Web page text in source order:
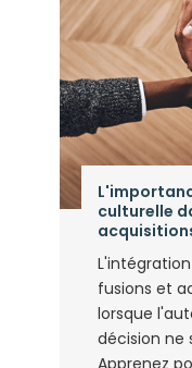
culturelle
fusions et
lorsque
décision ne